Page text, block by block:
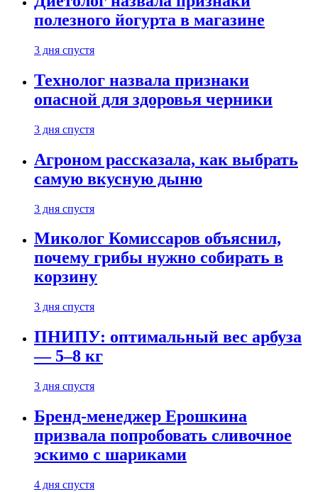
полезного йогурта в магазине
3 дня спустя
Технолог назвала признаки
опасной для здоровья черники
3 дня спустя
Агроном рассказала, как выбрать
самую вкусную дыню
3 дня спустя
Миколог Комиссаров объяснил,
почему грибы нужно собирать в
корзину
3 дня спустя
ПНИПУ: оптимальный вес арбуза
— 5–8 кг
3 дня спустя
Бренд-менеджер Ерошкина
призвала попробовать сливочное
эскимо с шариками
4 дня спустя